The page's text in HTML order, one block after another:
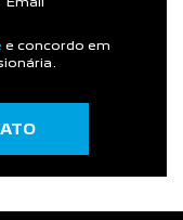
e concordo em